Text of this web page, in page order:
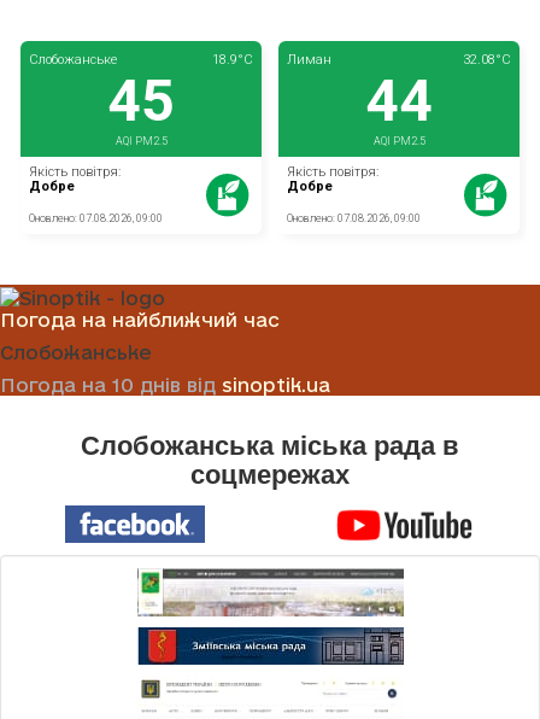
Погода на найближчий час
Слобожанське
Погода на 10 днів від sinoptik.ua
Слобожанська міська рада в
соцмережах